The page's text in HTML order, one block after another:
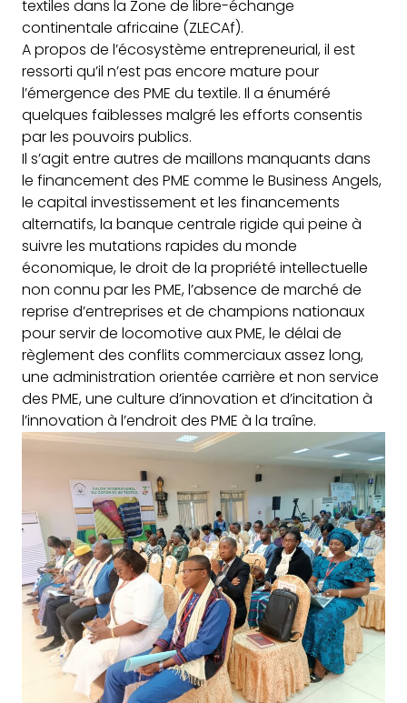
textiles dans la Zone de libre-échange
continentale africaine (ZLECAf).
A propos de l’écosystème entrepreneurial, il est
ressorti qu’il n’est pas encore mature pour
l’émergence des PME du textile. Il a énuméré
quelques faiblesses malgré les efforts consentis
par les pouvoirs publics.
Il s’agit entre autres de maillons manquants dans
le financement des PME comme le Business Angels,
le capital investissement et les financements
alternatifs, la banque centrale rigide qui peine à
suivre les mutations rapides du monde
économique, le droit de la propriété intellectuelle
non connu par les PME, l’absence de marché de
reprise d’entreprises et de champions nationaux
pour servir de locomotive aux PME, le délai de
règlement des conflits commerciaux assez long,
une administration orientée carrière et non service
des PME, une culture d’innovation et d’incitation à
l’innovation à l’endroit des PME à la traîne.